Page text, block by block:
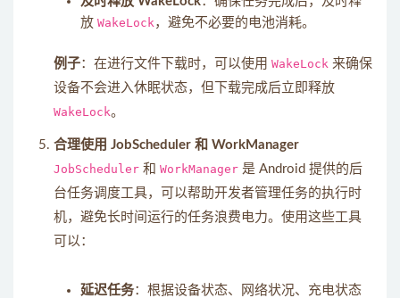
放 WakeLock，避免不必要的电池消耗。
例子：在进行文件下载时，可以使用 WakeLock 来确保
设备不会进入休眠状态，但下载完成后立即释放
WakeLock。
合理使用 JobScheduler 和 WorkManager
JobScheduler 和 WorkManager 是 Android 提供的后
台任务调度工具，可以帮助开发者管理任务的执行时
机，避免长时间运行的任务浪费电力。使用这些工具
可以：
延迟任务：根据设备状态、网络状况、充电状态